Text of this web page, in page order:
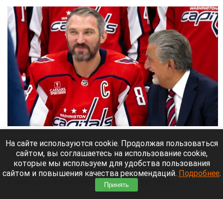
ВК группа «Александр Овечкин»
9 августа 2026 в 10:05
Российский нападающий и капитан «Вашингтон
Кэпиталз» Александр Овечкин рассказал, где
будет проживать после завершения карьеры в
На сайте используются cookie. Продолжая пользоваться
сайтом, вы соглашаетесь на использование cookie,
которые мы используем для удобства пользования
сайтом и повышения качества рекомендаций. Подробнее.
Принять